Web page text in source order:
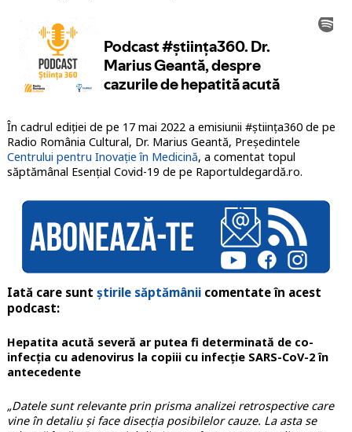
În cadrul ediției de pe 17 mai 2022 a emisiunii #știința360 de pe
Radio România Cultural, Dr. Marius Geantă, Președintele
Centrului pentru Inovație în Medicină, a comentat topul
săptămânal Esențial Covid-19 de pe Raportuldegardă.ro.
Iată care sunt știrile săptămâniicomentate în acest
podcast:
Hepatita acută severă ar putea fi determinată de co-
infecția cu adenovirus la copiii cu infecție SARS-CoV-2 în
antecedente
„Datele sunt relevante prin prisma analizei retrospective care
vine în detaliu și face disecția posibilelor cauze. La asta se